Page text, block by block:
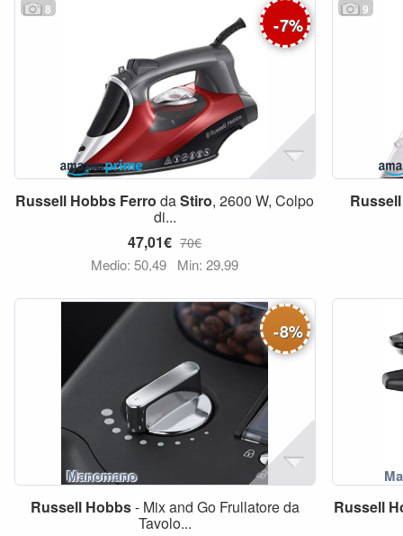
8
-7%
Russell Hobbs Ferro daStiro, 2600 W, Colpo
di...
47,01€ 70€
Medio: 50,49 Min: 29,99
9
Russell
-8%
Russell Hobbs- Mix and Go Frullatore da
Tavolo...
Russell